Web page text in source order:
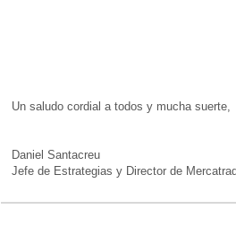
Un saludo cordial a todos y mucha suerte,
Daniel Santacreu
Jefe de Estrategias y Director de